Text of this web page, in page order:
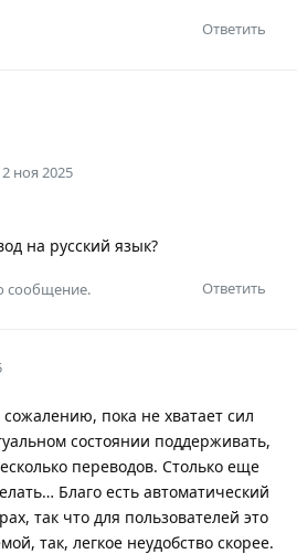
Ответить
2 ноя 2025
на русский язык?
Ответить
сообщение.
сожалению, пока не хватает сил
состоянии поддерживать,
переводов. Столько еще
Благо есть автоматический
так что для пользователей это
так, легкое неудобство скорее.